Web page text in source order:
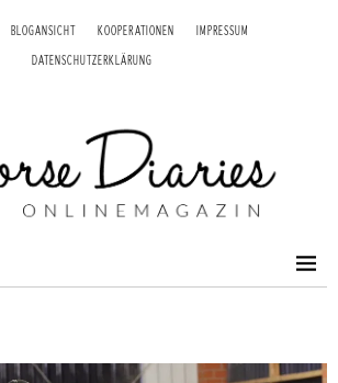
BLOGANSICHT KOOPERATIONEN IMPRESSUM
DATENSCHUTZERKLÄRUNG